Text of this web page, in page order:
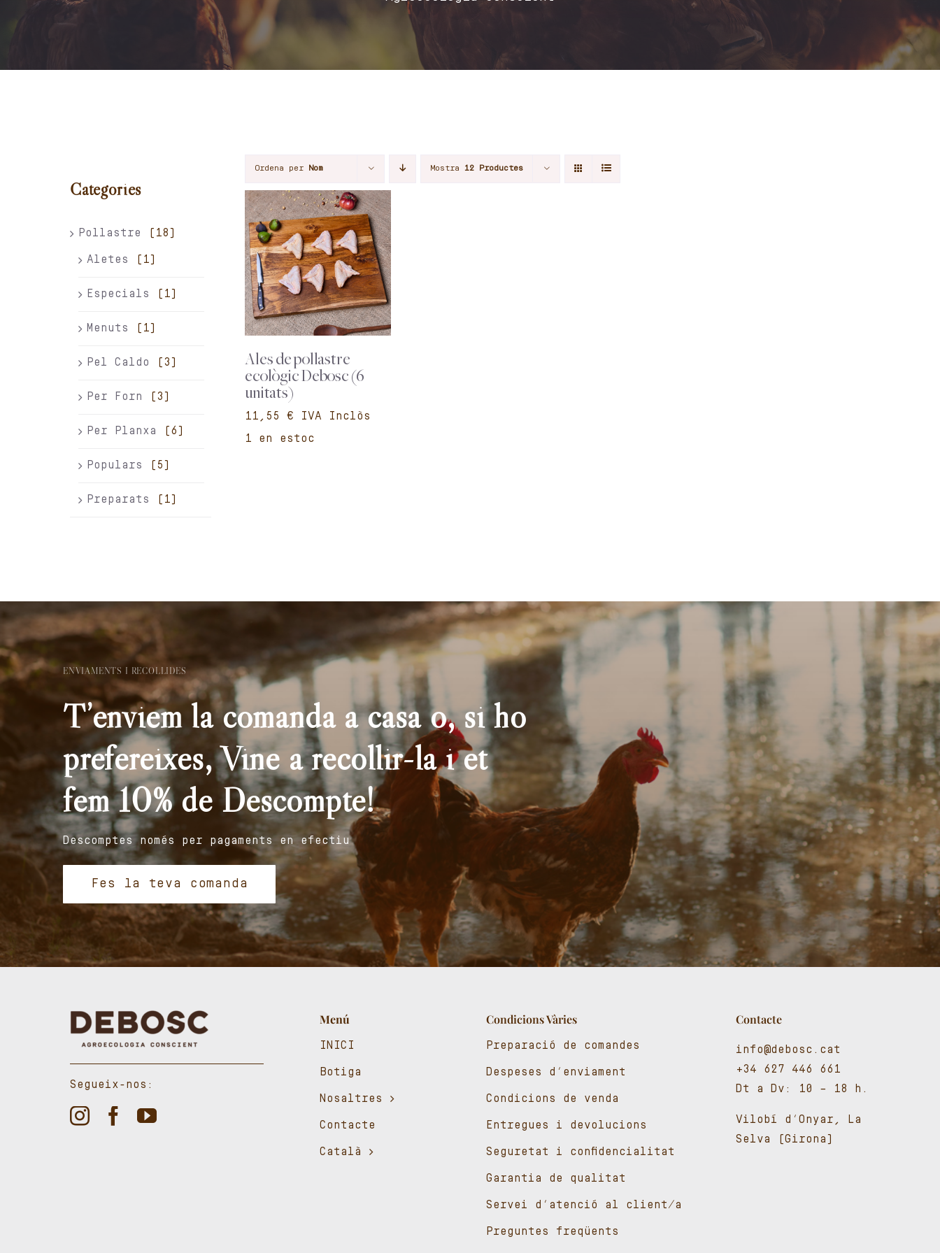
Categories
Pollastre (18)
Aletes (1)
Especials (1)
Menuts (1)
Pel Caldo (3)
Per Forn (3)
Per Planxa (6)
Populars (5)
Preparats (1)
Ordena per Nom Mostra12 Productes
Ales de pollastre
ecològic Debosc (6
unitats)
€
1 en estoc
ENVIAMENTS I RECOLLIDES
T’enviem la comanda a casa o, si ho
prefereixes, Vine a recollir-la i et
fem 10% de Descompte!
Descomptes només per pagaments en efectiu
Fes la teva comanda
Segueix-nos:
Menú
INICI
Botiga
Nosaltres
Contacte
Català
Condicions Vàries
Preparació de comandes
Despeses d’enviament
Condicions de venda
Entregues i devolucions
Seguretat i confidencialitat
Garantia de qualitat
Servei d’atenció al client/a
Preguntes freqüents
Contacte
info@debosc.cat
+34 627 446 661
Dt a Dv: 10 – 18 h.
Vilobí d’Onyar, La
Selva (Girona)